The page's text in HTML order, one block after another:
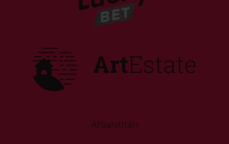
Atbalstītāji